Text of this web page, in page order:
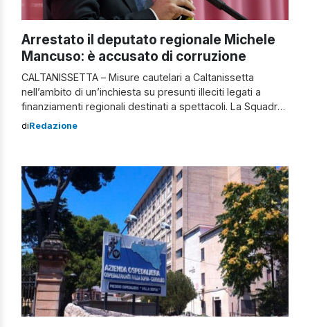
Arrestato il deputato regionale Michele
Mancuso: è accusato di corruzione
CALTANISSETTA – Misure cautelari a Caltanissetta
nell’ambito di un’inchiesta su presunti illeciti legati a
finanziamenti regionali destinati a spettacoli. La Squadra
Mobile ha eseguito un’ordinanza del Gip nei confronti del
disposta su delega della Procura della Repubblica
presso il […]
diRedazione